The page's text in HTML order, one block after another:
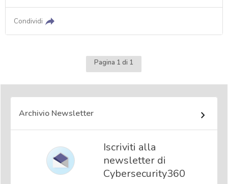
Condividi
Pagina 1 di 1
Archivio Newsletter
Iscriviti alla
newsletter di
Cybersecurity360